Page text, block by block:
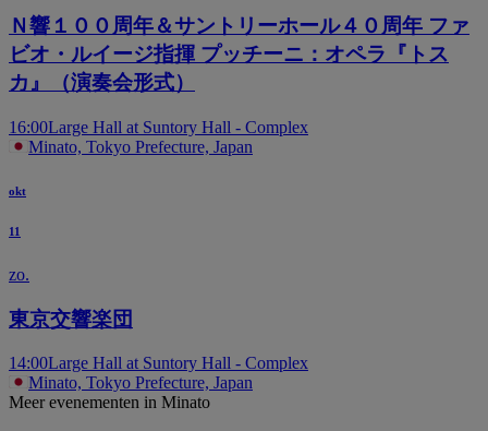
Ｎ響１００周年＆サントリーホール４０周年 ファ
ビオ・ルイージ指揮 プッチーニ：オペラ『トス
カ』（演奏会形式）
16:00Large Hall at Suntory Hall - Complex
Minato, Tokyo Prefecture, Japan
okt
11
zo.
東京交響楽団
14:00Large Hall at Suntory Hall - Complex
Minato, Tokyo Prefecture, Japan
Meer evenementen in Minato